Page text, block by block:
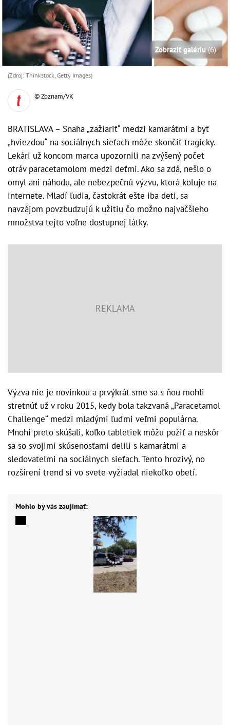
Zobraziť galériu(6)
(Zdroj: Thinkstock, Getty Images)
© Zoznam/VK
BRATISLAVA – Snaha „zažiariť“ medzi kamarátmi a byť
„hviezdou“ na sociálnych sieťach môže skončiť tragicky.
Lekári už koncom marca upozornili na zvýšený počet
otráv paracetamolom medzi deťmi. Ako sa zdá, nešlo o
omyl ani náhodu, ale nebezpečnú výzvu, ktorá koluje na
internete. Mladí ľudia, častokrát ešte iba deti, sa
navzájom povzbudzujú k užitiu čo možno najväčšieho
množstva tejto voľne dostupnej látky.
Výzva nie je novinkou a prvýkrát sme sa s ňou mohli
stretnúť už v roku 2015, kedy bola takzvaná „Paracetamol
Challenge“ medzi mladými ľuďmi veľmi populárna.
Mnohí preto skúšali, koľko tabletiek môžu požiť a neskôr
sa so svojimi skúsenosťami delili s kamarátmi a
sledovateľmi na sociálnych sieťach. Tento hrozivý, no
rozšírení trend si vo svete vyžiadal niekoľko obetí.
Mohlo by vás zaujímať: